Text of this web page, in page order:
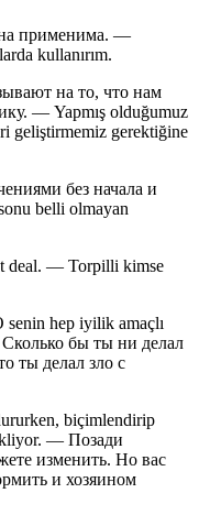
применима. —
kullanırım.
на то, что нам
— Yapmış olduğumuz
geliştirmemiz gerektiğine
без начала и
belli olmayan
deal. — Torpilli kimse
hep iyilik amaçlı
бы ты ни делал
ты делал зло с
biçimlendirip
— Позади
изменить. Но вас
и хозяином